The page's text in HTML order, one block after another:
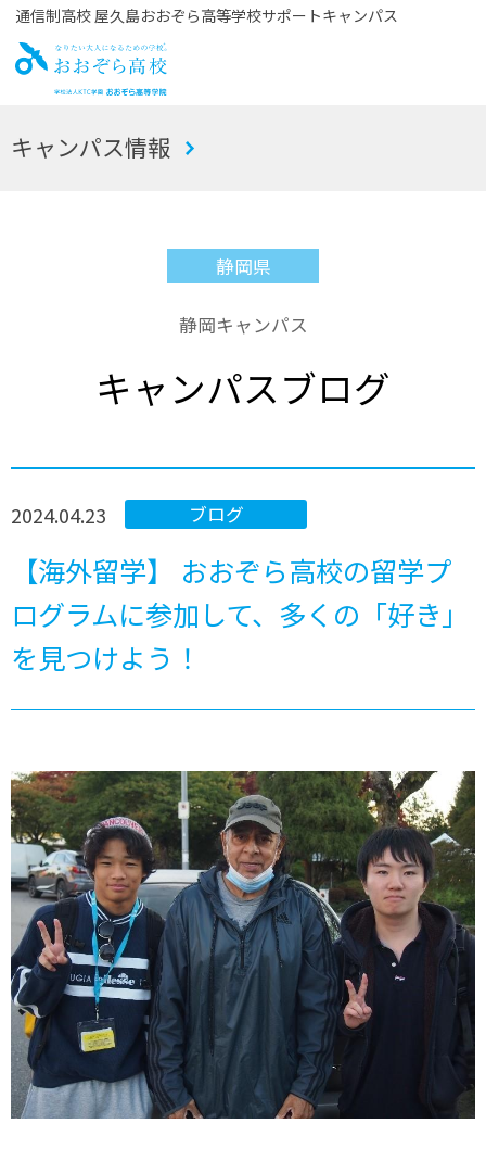
通信制高校 屋久島おおぞら高等学校サポートキャンパス
お
キャンパス情報
静岡県
静岡キャンパス
キャンパスブログ
ブログ
2024.04.23
【海外留学】 おおぞら高校の留学プ
ログラムに参加して、多くの「好き」
を見つけよう！